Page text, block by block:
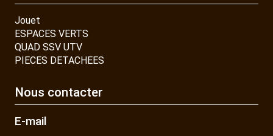
Jouet
ESPACES VERTS
QUAD SSV UTV
PIECES DETACHEES
Nous contacter
E-mail